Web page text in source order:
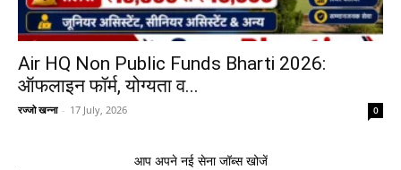
Air HQ Non Public Funds Bharti 2026:
ऑफलाइन फॉर्म, योग्यता व...
रज्जो खन्ना - 17 July, 2026 0
आप अपने नई सेना जॉब्स खोजें